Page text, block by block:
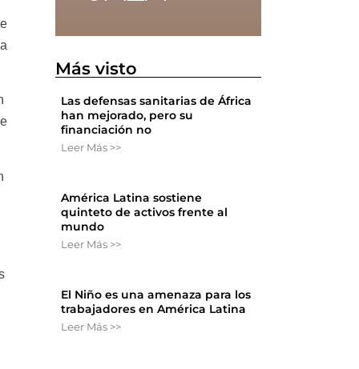
Más visto
Las defensas sanitarias de África
han mejorado, pero su
financiación no
Leer Más >>
América Latina sostiene
quinteto de activos frente al
mundo
Leer Más >>
El Niño es una amenaza para los
trabajadores en América Latina
Leer Más >>